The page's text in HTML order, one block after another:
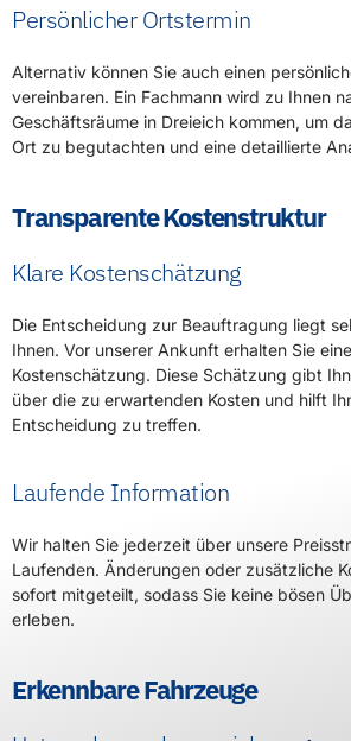
Persönlicher Ortstermin
Alternativ können Sie auch einen
vereinbaren. Ein Fachmann wird zu Ihnen
Geschäftsräume in Dreieich kommen, um
Ort zu begutachten und eine detaillierte
Transparente Kostenstruktur
Klare Kostenschätzung
Die Entscheidung zur Beauftragung liegt
Ihnen. Vor unserer Ankunft erhalten Sie
Kostenschätzung. Diese Schätzung gibt
über die zu erwartenden Kosten und hilft
Entscheidung zu treffen.
Laufende Information
Wir halten Sie jederzeit über unsere
Laufenden. Änderungen oder zusätzliche
sofort mitgeteilt, sodass Sie keine bösen
erleben.
Erkennbare Fahrzeuge